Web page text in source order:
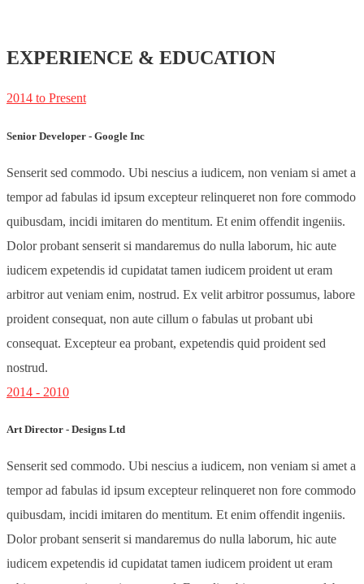
EXPERIENCE & EDUCATION
2014 to Present
Senior Developer - Google Inc
Senserit sed commodo. Ubi nescius a iudicem, non veniam si amet a
tempor ad fabulas id ipsum excepteur relinqueret non fore commodo
quibusdam, incidi imitaren do mentitum. Et enim offendit ingeniis.
Dolor probant senserit si mandaremus do nulla laborum, hic aute
iudicem expetendis id cupidatat tamen iudicem proident ut eram
arbitror aut veniam enim, nostrud. Ex velit arbitror possumus, labore
proident consequat, non aute cillum o fabulas ut probant ubi
consequat. Excepteur ea probant, expetendis quid proident sed
nostrud.
2014 - 2010
Art Director - Designs Ltd
Senserit sed commodo. Ubi nescius a iudicem, non veniam si amet a
tempor ad fabulas id ipsum excepteur relinqueret non fore commodo
quibusdam, incidi imitaren do mentitum. Et enim offendit ingeniis.
Dolor probant senserit si mandaremus do nulla laborum, hic aute
iudicem expetendis id cupidatat tamen iudicem proident ut eram